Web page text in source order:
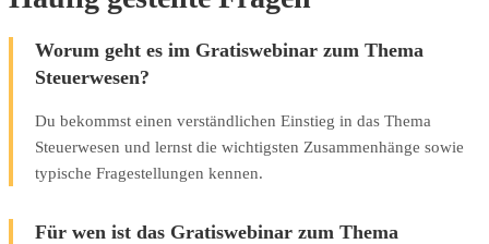
Worum geht es im Gratiswebinar zum Thema
Steuerwesen?
Du bekommst einen verständlichen Einstieg in das Thema
Steuerwesen und lernst die wichtigsten Zusammenhänge sowie
typische Fragestellungen kennen.
Für wen ist das Gratiswebinar zum Thema